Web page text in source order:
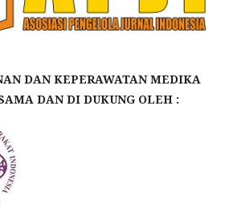
DAN KEPERAWATAN MEDIKA
DAN DI DUKUNG OLEH :